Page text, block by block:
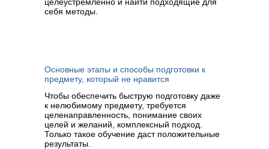
себя методы.
Чтобы обеспечить быструю подготовку даже
к нелюбимому предмету, требуется
целенаправленность, понимание своих
целей и желаний, комплексный подход.
Только такое обучение даст положительные
результаты.
Основные этапы и способы подготовки к
предмету, который не нравится